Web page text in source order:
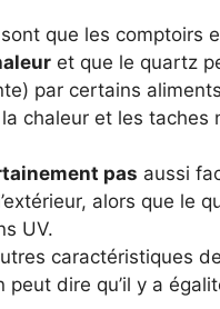
que les comptoirs
et que le quartz
par certains
chaleur et les taches
pas aussi
alors que le
UV.
caractéristiques
dire qu’il y a